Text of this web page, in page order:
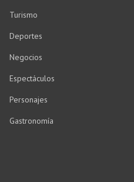
Turismo
Deportes
Negocios
Espectáculos
Personajes
Gastronomía